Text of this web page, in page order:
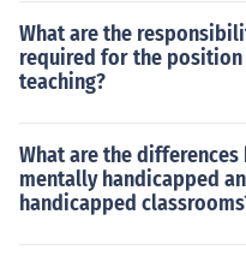
What are the
required for the
teaching?
What are the
mentally handicapped
handicapped